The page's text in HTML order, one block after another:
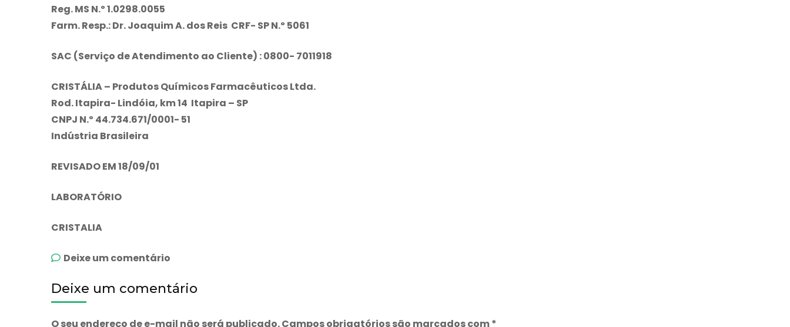
Reg. MS N.º 1.0298.0055
Farm. Resp.: Dr. Joaquim A. dos Reis CRF- SP N.º 5061
SAC (Serviço de Atendimento ao Cliente) : 0800- 7011918
CRISTÁLIA – Produtos Químicos Farmacêuticos Ltda.
Rod. Itapira- Lindóia, km 14 Itapira – SP
CNPJ N.º 44.734.671/0001- 51
Indústria Brasileira
REVISADO EM 18/09/01
LABORATÓRIO
CRISTALIA
Deixe um comentário
Deixe um comentário
O seu endereço de e-mail não será publicado.Campos obrigatórios são marcados com*